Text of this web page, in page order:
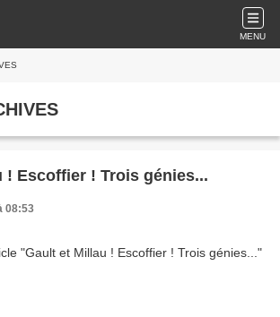
MENU
! Escoffier ! Trois génies...
08:53